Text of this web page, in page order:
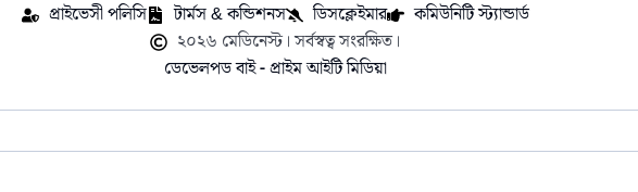
প্রাইভেসী পলিসি টার্মস & কন্ডিশনস ডিসক্লেইমার
কমিউনিটি স্ট্যান্ডার্ড
২০২৬ মেডিনেস্ট। সর্বস্বত্ব সংরক্ষিত।
ডেভেলপড বাই - প্রাইম আইটি মিডিয়া